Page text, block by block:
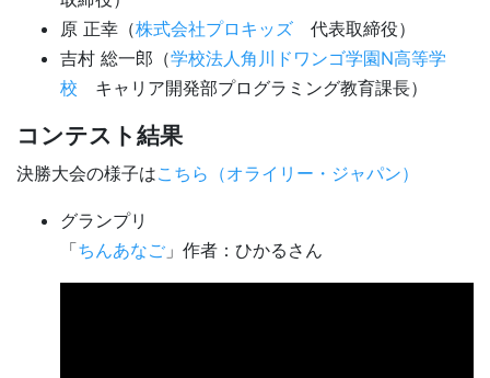
原 正幸（株式会社プロキッズ 代表取締役）
吉村 総一郎（学校法人角川ドワンゴ学園N高等学
校 キャリア開発部プログラミング教育課長）
コンテスト結果
決勝大会の様子はこちら（オライリー・ジャパン）
グランプリ
「ちんあなご 」作者：ひかるさん